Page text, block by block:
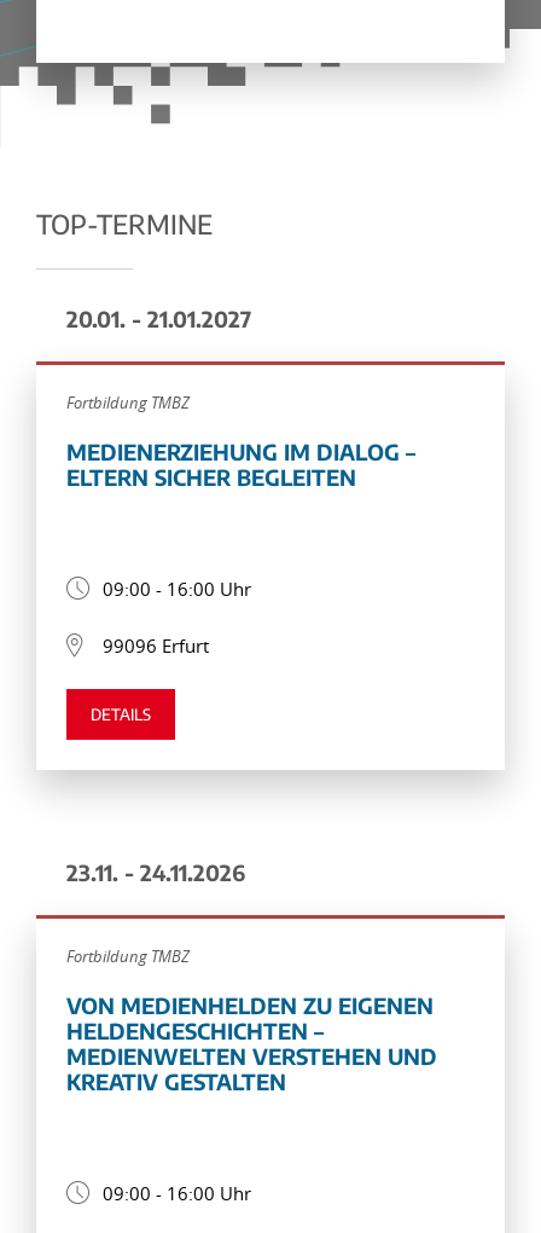
TOP-TERMINE
20.01. - 21.01.2027
Fortbildung TMBZ
MEDIENERZIEHUNG IM DIALOG –
ELTERN SICHER BEGLEITEN
09:00 - 16:00 Uhr
99096 Erfurt
DETAILS
23.11. - 24.11.2026
Fortbildung TMBZ
VON MEDIENHELDEN ZU EIGENEN
HELDENGESCHICHTEN –
MEDIENWELTEN VERSTEHEN UND
KREATIV GESTALTEN
09:00 - 16:00 Uhr